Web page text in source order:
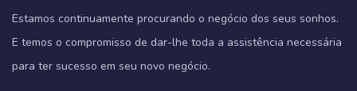
Estamos continuamente procurando o negócio dos seus sonhos.
E temos o compromisso de dar-lhe toda a assistência necessária
para ter sucesso em seu novo negócio.